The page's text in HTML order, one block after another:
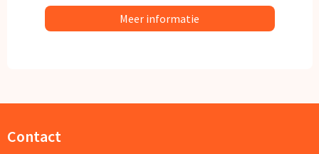
Meer informatie
Contact